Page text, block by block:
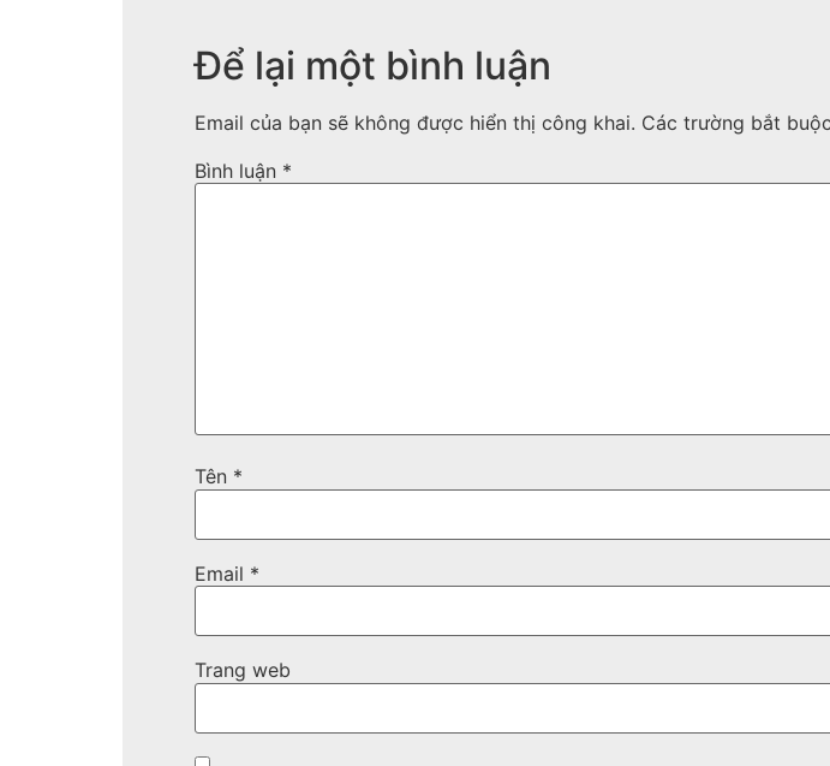
Để lại một bình luận
Email của bạn sẽ không được hiển thị công khai. Các trường bắt
Bình luận *
Tên *
Email *
Trang web